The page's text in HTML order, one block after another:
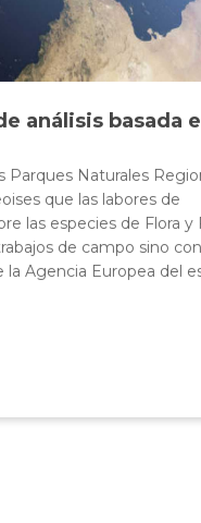
análisis basada
Parques Naturales
que las labores de
las especies de Flora y
de campo sino con
Agencia Europea del